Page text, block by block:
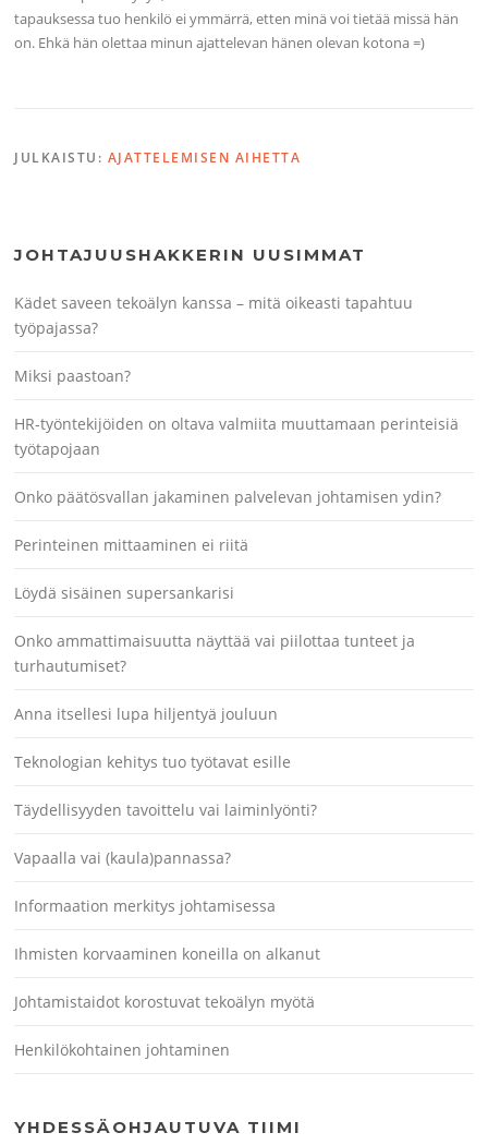
tapauksessa tuo henkilö ei ymmärrä, etten minä voi tietää missä hän
on. Ehkä hän olettaa minun ajattelevan hänen olevan kotona =)
JULKAISTU: AJATTELEMISEN AIHETTA
JOHTAJUUSHAKKERIN UUSIMMAT
Kädet saveen tekoälyn kanssa – mitä oikeasti tapahtuu
työpajassa?
Miksi paastoan?
HR-työntekijöiden on oltava valmiita muuttamaan perinteisiä
työtapojaan
Onko päätösvallan jakaminen palvelevan johtamisen ydin?
Perinteinen mittaaminen ei riitä
Löydä sisäinen supersankarisi
Onko ammattimaisuutta näyttää vai piilottaa tunteet ja
turhautumiset?
Anna itsellesi lupa hiljentyä jouluun
Teknologian kehitys tuo työtavat esille
Täydellisyyden tavoittelu vai laiminlyönti?
Vapaalla vai (kaula)pannassa?
Informaation merkitys johtamisessa
Ihmisten korvaaminen koneilla on alkanut
Johtamistaidot korostuvat tekoälyn myötä
Henkilökohtainen johtaminen
YHDESSÄOHJAUTUVA TIIMI